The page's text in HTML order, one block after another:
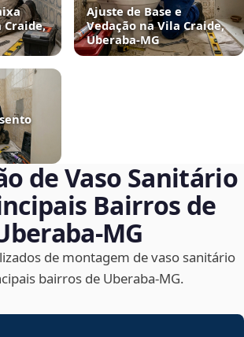
Craide,
Ajuste de Base e
Vedação na Vila Craide,
Uberaba‑MG
de Vaso Sanitário
Bairros de
de montagem de vaso sanitário
bairros de Uberaba‑MG.